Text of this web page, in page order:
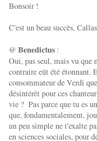
Bonsoir !
C'est un beau succès,
@ Benedictus:
Oui, pas seul, mais vu que
contraire eût été étonnant.
consommateur de Verdi
désintérêt pour ces
vie ? Pas parce que tu es
que, fondamentalement,
un peu simple ne t'exalte
en sciences sociales, pour